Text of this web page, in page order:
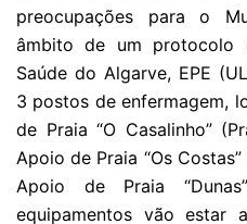
preocupações para o
âmbito de um protocolo
Saúde do Algarve, EPE
3 postos de enfermagem,
de Praia “O Casalinho”
Apoio de Praia “Os
Apoio de Praia
equipamentos vão estar